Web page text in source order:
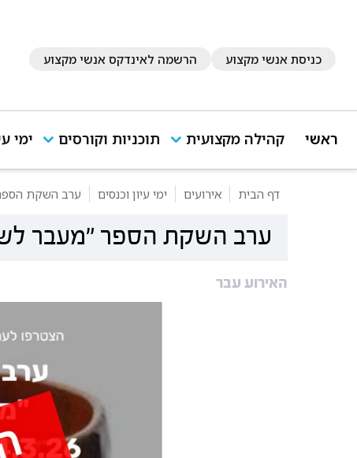
כניסת אנשי מקצוע הרשמה לאינדקס אנשי מקצוע
ראשי קהילה מקצועית תוכניות וקורסים ימי
דף הבית אירועים ימי עיון וכנסים ערב השקת הספר
ערב השקת הספר "מעבר
האירוע עבר